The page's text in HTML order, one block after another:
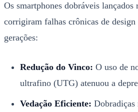
Os smartphones dobráveis lançados
corrigiram falhas crônicas de design
gerações:
Redução do Vinco: O uso de
ultrafino (UTG) atenuou a
Vedação Eficiente: Dobradiças